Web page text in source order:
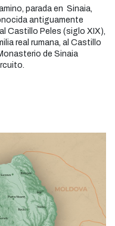
parada en Sinaia,
antiguamente
Castillo Peles (siglo XIX),
real rumana, al Castillo
de Sinaia